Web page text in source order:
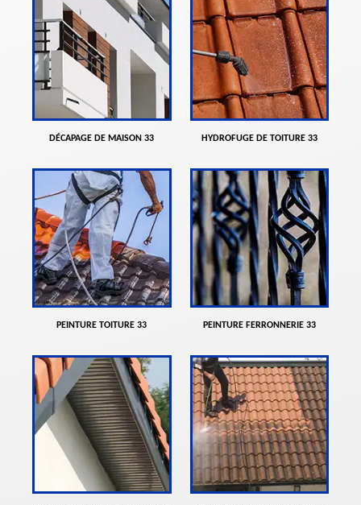
DÉCAPAGE DE MAISON 33 HYDROFUGE DE TOITURE 33
PEINTURE TOITURE 33 PEINTURE FERRONNERIE 33